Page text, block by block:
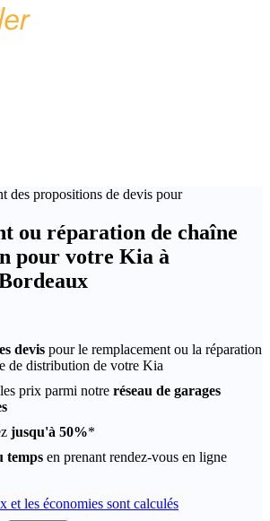
des propositions de devis pour
ou réparation de chaîne
pour votre Kia à
devis pour le remplacement ou la réparation
de distribution de votre Kia
prix parmi notre réseau de garages
jusqu'à 50%*
temps en prenant rendez-vous en ligne
et les économies sont calculés